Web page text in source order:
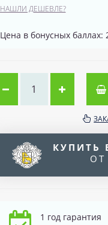
НАШЛИ ДЕШЕВЛЕ?
Цена в бонусных баллах:
КУПИТЬ
ОТ
1 год гарантия